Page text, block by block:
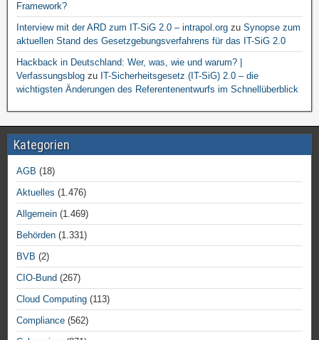
Framework?
Interview mit der ARD zum IT-SiG 2.0 – intrapol.org zu Synopse zum
aktuellen Stand des Gesetzgebungsverfahrens für das IT-SiG 2.0
Hackback in Deutschland: Wer, was, wie und warum? |
Verfassungsblog zu IT-Sicherheitsgesetz (IT-SiG) 2.0 – die
wichtigsten Änderungen des Referentenentwurfs im Schnellüberblick
Kategorien
AGB (18)
Aktuelles (1.476)
Allgemein (1.469)
Behörden (1.331)
BVB (2)
CIO-Bund (267)
Cloud Computing (113)
Compliance (562)